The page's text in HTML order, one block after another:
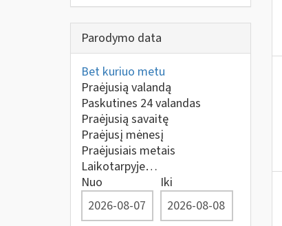
Parodymo data
Bet kuriuo metu
Praėjusią valandą
Paskutines 24 valandas
Praėjusią savaitę
Praėjusį mėnesį
Praėjusiais metais
Laikotarpyje…
Nuo
Iki